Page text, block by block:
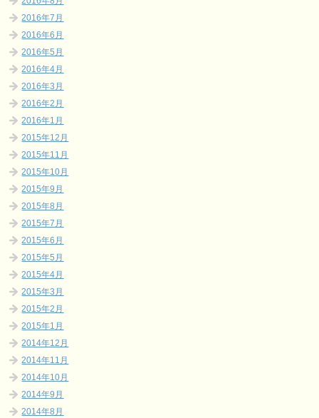
2016年7月
2016年6月
2016年5月
2016年4月
2016年3月
2016年2月
2016年1月
2015年12月
2015年11月
2015年10月
2015年9月
2015年8月
2015年7月
2015年6月
2015年5月
2015年4月
2015年3月
2015年2月
2015年1月
2014年12月
2014年11月
2014年10月
2014年9月
2014年8月